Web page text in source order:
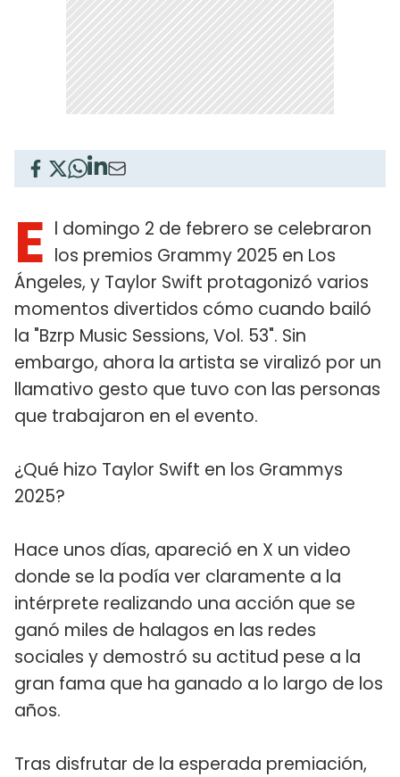
E l domingo 2 de febrero se celebraron
los premios Grammy 2025 en Los
Ángeles, y Taylor Swift protagonizó varios
momentos divertidos cómo cuando bailó
la "Bzrp Music Sessions, Vol. 53". Sin
embargo, ahora la artista se viralizó por un
llamativo gesto que tuvo con las personas
que trabajaron en el evento.
¿Qué hizo Taylor Swift en los Grammys
2025?
Hace unos días, apareció en X un video
donde se la podía ver claramente a la
intérprete realizando una acción que se
ganó miles de halagos en las redes
sociales y demostró su actitud pese a la
gran fama que ha ganado a lo largo de los
años.
Tras disfrutar de la esperada premiación,